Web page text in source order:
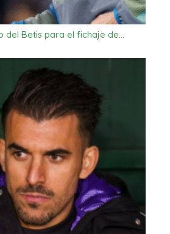
del Betis para el fichaje de…